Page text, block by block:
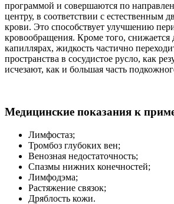
программой и совершаются по
центру, в соответствии с естественным
крови. Это способствует улучшению
кровообращения. Кроме того, снижается
капиллярах, жидкость частично
пространства в сосудистое русло, как
исчезают, как и большая часть
Медицинские показания к
Лимфостаз;
Тромбоз глубоких вен;
Венозная недостаточность;
Спазмы нижних конечностей;
Лимфодэма;
Растяжение связок;
Дряблость кожи.